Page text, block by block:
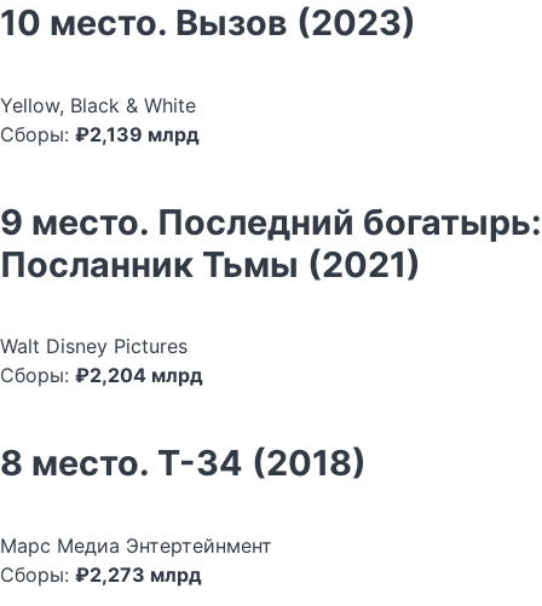
10 место. Вызов (2023)
Yellow, Black & White
Сборы: ₽2,139 млрд
9 место. Последний богатырь:
Посланник Тьмы (2021)
Walt Disney Pictures
Сборы: ₽2,204 млрд
8 место. Т-34 (2018)
Марс Медиа Энтертейнмент
Сборы: ₽2,273 млрд